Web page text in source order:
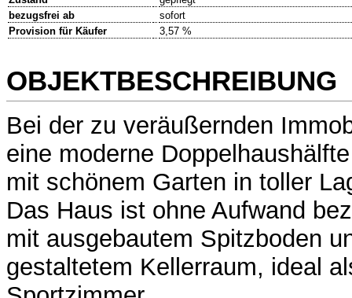
bezugsfrei ab
sofort
Provision für Käufer
3,57 %
OBJEKTBESCHREIBUNG
Bei der zu veräußernden
eine moderne
mit schönem Garten in toller
Das Haus ist ohne Aufwand
mit ausgebautem Spitzboden
gestaltetem Kellerraum, ideal